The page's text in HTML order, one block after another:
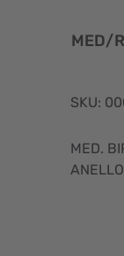
MED/
SKU:
MED.